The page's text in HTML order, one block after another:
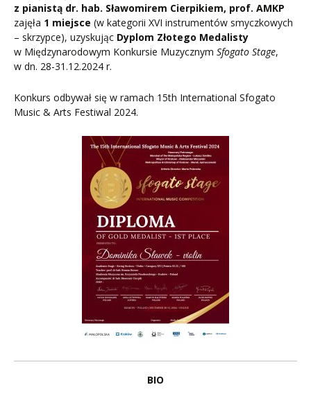
z pianistą dr. hab. Sławomirem Cierpikiem, prof. AMKP
zajęła 1 miejsce (w kategorii XVI instrumentów smyczkowych
– skrzypce), uzyskując Dyplom Złotego Medalisty
w Międzynarodowym Konkursie Muzycznym Sfogato Stage,
w dn. 28-31.12.2024 r.
Konkurs odbywał się w ramach 15th International Sfogato
Music & Arts Festiwal 2024.
BIO